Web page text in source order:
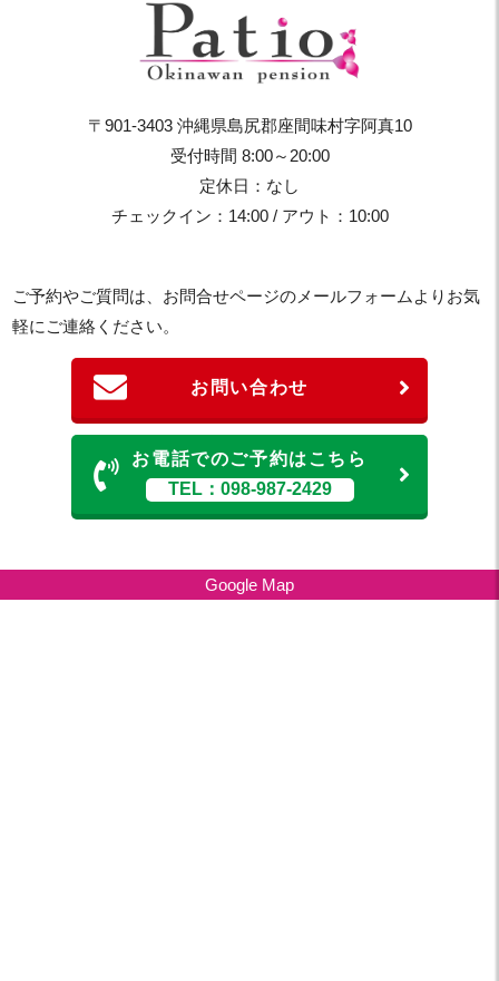
〒901-3403 沖縄県島尻郡座間味村字阿真10
受付時間 8:00～20:00
定休日：なし
チェックイン：14:00 / アウト：10:00
ご予約やご質問は、お問合せページのメールフォームよりお気
軽にご連絡ください。
お問い合わせ
お電話でのご予約はこちら
TEL：098-987-2429
Google Map